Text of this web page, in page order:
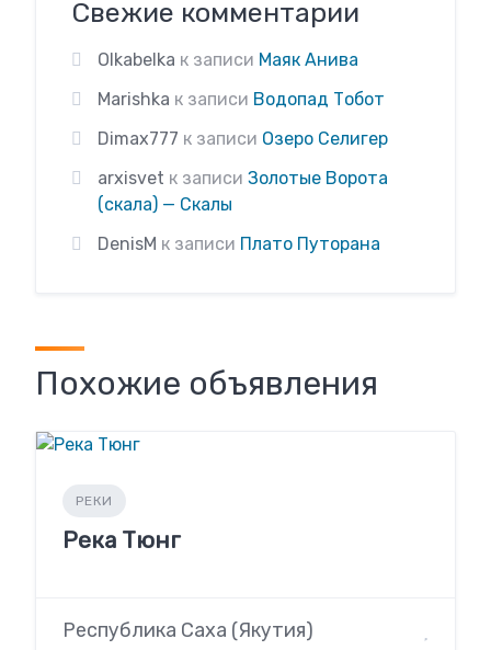
Свежие комментарии
Olkabelka к записи Маяк Анива
Marishka к записи Водопад Тобот
Dimax777 к записи Озеро Селигер
arxisvet к записи Золотые Ворота
(скала) — Скалы
DenisM к записи Плато Путорана
Похожие объявления
РЕКИ
Река Тюнг
Республика Саха (Якутия)